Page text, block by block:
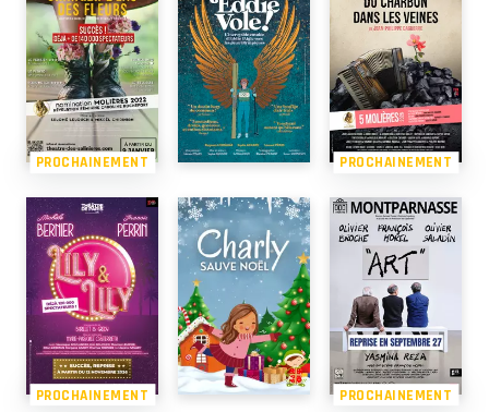
PROCHAINEMENT PROCHAINEMENT
PROCHAINEMENT PROCHAINEMENT